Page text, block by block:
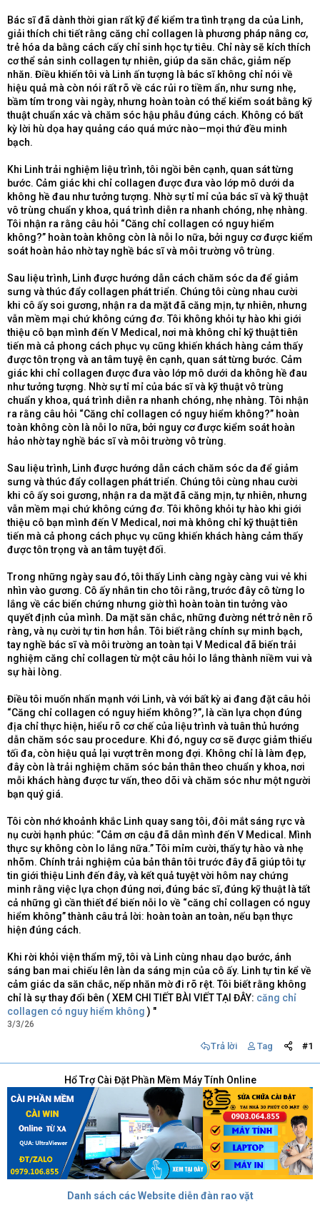
Bác sĩ đã dành thời gian rất kỹ để kiểm tra tình trạng da của Linh,
giải thích chi tiết rằng căng chỉ collagen là phương pháp nâng cơ,
trẻ hóa da bằng cách cấy chỉ sinh học tự tiêu. Chỉ này sẽ kích thích
cơ thể sản sinh collagen tự nhiên, giúp da săn chắc, giảm nếp
nhăn. Điều khiến tôi và Linh ấn tượng là bác sĩ không chỉ nói về
hiệu quả mà còn nói rất rõ về các rủi ro tiềm ẩn, như sưng nhẹ,
bầm tím trong vài ngày, nhưng hoàn toàn có thể kiểm soát bằng kỹ
thuật chuẩn xác và chăm sóc hậu phẫu đúng cách. Không có bất
kỳ lời hù dọa hay quảng cáo quá mức nào—mọi thứ đều minh
bạch.
Khi Linh trải nghiệm liệu trình, tôi ngồi bên cạnh, quan sát từng
bước. Cảm giác khi chỉ collagen được đưa vào lớp mô dưới da
không hề đau như tưởng tượng. Nhờ sự tỉ mỉ của bác sĩ và kỹ thuật
vô trùng chuẩn y khoa, quá trình diễn ra nhanh chóng, nhẹ nhàng.
Tôi nhận ra rằng câu hỏi “Căng chỉ collagen có nguy hiểm
không?” hoàn toàn không còn là nỗi lo nữa, bởi nguy cơ được kiểm
soát hoàn hảo nhờ tay nghề bác sĩ và môi trường vô trùng.
Sau liệu trình, Linh được hướng dẫn cách chăm sóc da để giảm
sưng và thúc đẩy collagen phát triển. Chúng tôi cùng nhau cười
khi cô ấy soi gương, nhận ra da mặt đã căng mịn, tự nhiên, nhưng
vẫn mềm mại chứ không cứng đơ. Tôi không khỏi tự hào khi giới
thiệu cô bạn mình đến V Medical, nơi mà không chỉ kỹ thuật tiên
tiến mà cả phong cách phục vụ cũng khiến khách hàng cảm thấy
được tôn trọng và an tâm tuyệ ên cạnh, quan sát từng bước. Cảm
giác khi chỉ collagen được đưa vào lớp mô dưới da không hề đau
như tưởng tượng. Nhờ sự tỉ mỉ của bác sĩ và kỹ thuật vô trùng
chuẩn y khoa, quá trình diễn ra nhanh chóng, nhẹ nhàng. Tôi nhận
ra rằng câu hỏi “Căng chỉ collagen có nguy hiểm không?” hoàn
toàn không còn là nỗi lo nữa, bởi nguy cơ được kiểm soát hoàn
hảo nhờ tay nghề bác sĩ và môi trường vô trùng.
Sau liệu trình, Linh được hướng dẫn cách chăm sóc da để giảm
sưng và thúc đẩy collagen phát triển. Chúng tôi cùng nhau cười
khi cô ấy soi gương, nhận ra da mặt đã căng mịn, tự nhiên, nhưng
vẫn mềm mại chứ không cứng đơ. Tôi không khỏi tự hào khi giới
thiệu cô bạn mình đến V Medical, nơi mà không chỉ kỹ thuật tiên
tiến mà cả phong cách phục vụ cũng khiến khách hàng cảm thấy
được tôn trọng và an tâm tuyệt đối.
Trong những ngày sau đó, tôi thấy Linh càng ngày càng vui vẻ khi
nhìn vào gương. Cô ấy nhắn tin cho tôi rằng, trước đây cô từng lo
lắng về các biến chứng nhưng giờ thì hoàn toàn tin tưởng vào
quyết định của mình. Da mặt săn chắc, những đường nét trở nên rõ
ràng, và nụ cười tự tin hơn hẳn. Tôi biết rằng chính sự minh bạch,
tay nghề bác sĩ và môi trường an toàn tại V Medical đã biến trải
nghiệm căng chỉ collagen từ một câu hỏi lo lắng thành niềm vui và
sự hài lòng.
Điều tôi muốn nhấn mạnh với Linh, và với bất kỳ ai đang đặt câu hỏi
“Căng chỉ collagen có nguy hiểm không?”, là cần lựa chọn đúng
địa chỉ thực hiện, hiểu rõ cơ chế của liệu trình và tuân thủ hướng
dẫn chăm sóc sau procedure. Khi đó, nguy cơ sẽ được giảm thiểu
tối đa, còn hiệu quả lại vượt trên mong đợi. Không chỉ là làm đẹp,
đây còn là trải nghiệm chăm sóc bản thân theo chuẩn y khoa, nơi
mỗi khách hàng được tư vấn, theo dõi và chăm sóc như một người
bạn quý giá.
Tôi còn nhớ khoảnh khắc Linh quay sang tôi, đôi mắt sáng rực và
nụ cười hạnh phúc: “Cảm ơn cậu đã dẫn mình đến V Medical. Mình
thực sự không còn lo lắng nữa.” Tôi mỉm cười, thấy tự hào và nhẹ
nhõm. Chính trải nghiệm của bản thân tôi trước đây đã giúp tôi tự
tin giới thiệu Linh đến đây, và kết quả tuyệt vời hôm nay chứng
minh rằng việc lựa chọn đúng nơi, đúng bác sĩ, đúng kỹ thuật là tất
cả những gì cần thiết để biến nỗi lo về “căng chỉ collagen có nguy
hiểm không” thành câu trả lời: hoàn toàn an toàn, nếu bạn thực
hiện đúng cách.
Khi rời khỏi viện thẩm mỹ, tôi và Linh cùng nhau dạo bước, ánh
sáng ban mai chiếu lên làn da sáng mịn của cô ấy. Linh tự tin kể về
cảm giác da săn chắc, nếp nhăn mờ đi rõ rệt. Tôi biết rằng không
chỉ là sự thay đổi bên ( XEM CHI TIẾT BÀI VIẾT TẠI ĐÂY: căng chỉ
collagen có nguy hiểm không ) "
3/3/26
Trả lời Tag #1
Hổ Trợ Cài Đặt Phần Mềm Máy Tính Online
Danh sách các Website diễn đàn rao vặt